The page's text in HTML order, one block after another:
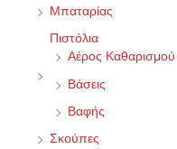
Μπαταρίας
Πιστόλια
Αέρος Καθαρισμού
Βάσεις
Βαφής
Σκούπες